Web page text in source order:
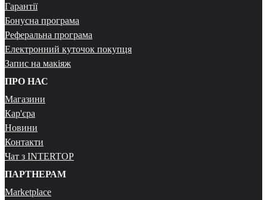
Гарантії
Бонусна програма
Реферальна програма
Електронний куточок покупця
Запис на макіяж
ПРО НАС
Магазини
Кар'єра
Новини
Контакти
Чат з INTERTOP
ПАРТНЕРАМ
Marketplace